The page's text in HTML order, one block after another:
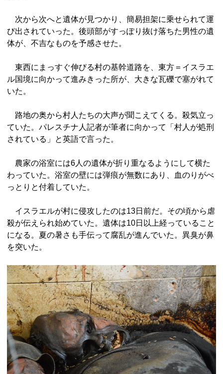
次から次へと遺体が見つかり、簡易担架に乗せられて運
び出されていった。後頭部がすっぽり抜け落ちた男性の遺
体が、不吉なものを予感させた。
東西にまっすぐ伸びる村の基幹道路を、東方＝イスラエ
ル国境に向かって進みきった所が、大きな瓦礫で塞がれて
いた。
路地の奥から村人たちの大声が聞こえてくる。殺気立っ
ていた。パレスチナ人記者が筆者に向かって「村人が処刑
されている」と英語で言った。
農家の浴室には6人の遺体が折り重なるようにして横た
わっていた。浴室の壁には弾痕が無数にあり、血のりがべ
っとりと付着していた。
イスラエルが村に侵攻したのは13日前だ。その頃から虐
殺が伝えられ始めていた。遺体は10日以上経っていること
になる。夏の暑さも手伝って腐乱が進んでいた。異臭が鼻
を突いた。